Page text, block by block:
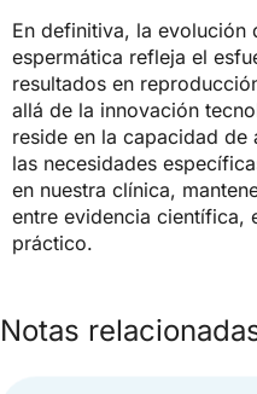
En definitiva, la evolución
espermática refleja el
resultados en
allá de la innovación
reside en la capacidad de
las necesidades
en nuestra clínica,
entre evidencia científica,
práctico.
Notas